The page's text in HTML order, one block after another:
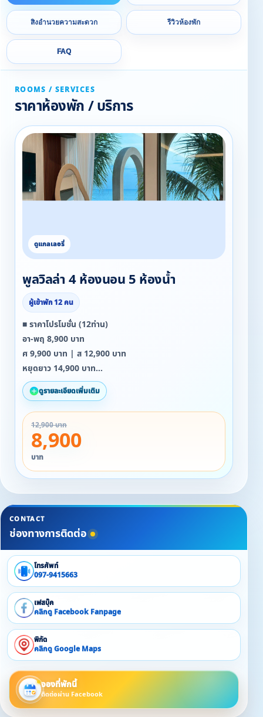
สิ่งอำนวยความสะดวก รีวิวห้องพัก
FAQ
ROOMS / SERVICES
ราคาห้องพัก / บริการ
พูลวิลล่า 4 ห้องนอน 5 ห้องน้ำ
ผู้เข้าพัก 12 คน
■ ราคาโปรโมชั่น (12ท่าน)
อา-พฤ 8,900 บาท
ศ 9,900 บาท | ส 12,900 บาท
หยุดยาว 14,900 บาท
ปีใหม่-สงกรานต์ 18,900 บาท
▪ จอง 2 คืน ลดเพิ่ม 1,000 บาท
ดูรายละเอียดเพิ่มเติม
12,900 บาท
8,900
บาท
CONTACT
ช่องทางการติดต่อ
โทรศัพท์
097-9415663
เฟสบุ๊ค
คลิกดู Facebook Fanpage
พิกัด
คลิกดู Google Maps
จองที่พักนี้
ติดต่อผ่าน Facebook